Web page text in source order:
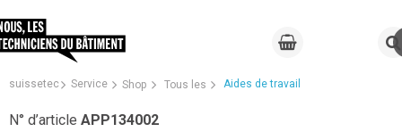
suissetec Service Shop Tous les Aides de travail
N° d’article APP134002